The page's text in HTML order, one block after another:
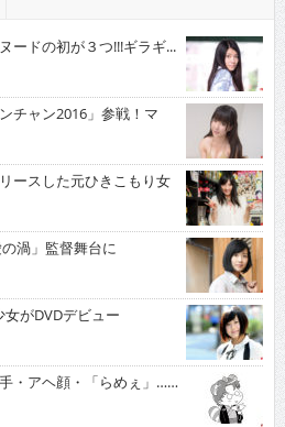
ドの初が３つ!!!ギラギ...
チャン2016」参戦！マ
ースした元ひきこもり女
渦」監督舞台に
がDVDデビュー
・アヘ顔・「らめぇ」……